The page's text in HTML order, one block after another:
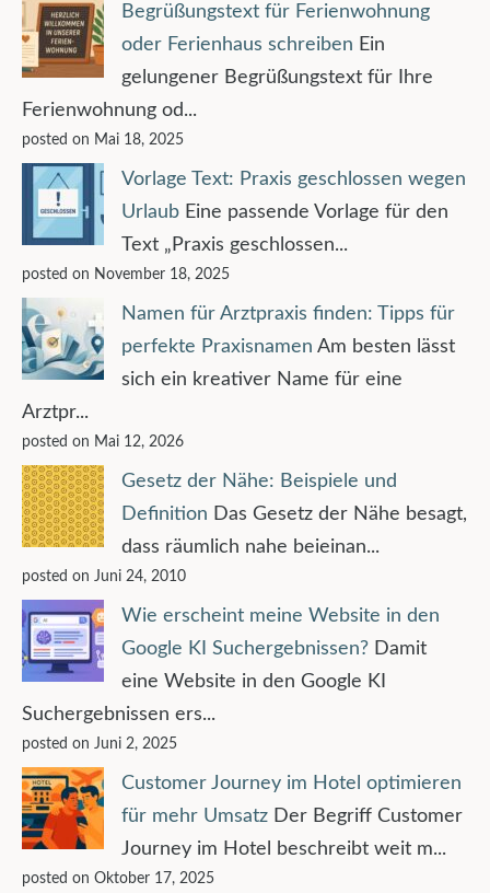
Begrüßungstext für Ferienwohnung
oder Ferienhaus schreiben Ein
gelungener Begrüßungstext für Ihre
Ferienwohnung od...
posted on Mai 18, 2025
Vorlage Text: Praxis geschlossen wegen
Urlaub Eine passende Vorlage für den
Text „Praxis geschlossen...
posted on November 18, 2025
Namen für Arztpraxis finden: Tipps für
perfekte Praxisnamen Am besten lässt
sich ein kreativer Name für eine
Arztpr...
posted on Mai 12, 2026
Gesetz der Nähe: Beispiele und
Definition Das Gesetz der Nähe besagt,
dass räumlich nahe beieinan...
posted on Juni 24, 2010
Wie erscheint meine Website in den
Google KI Suchergebnissen? Damit
eine Website in den Google KI
Suchergebnissen ers...
posted on Juni 2, 2025
Customer Journey im Hotel optimieren
für mehr Umsatz Der Begriff Customer
Journey im Hotel beschreibt weit m...
posted on Oktober 17, 2025